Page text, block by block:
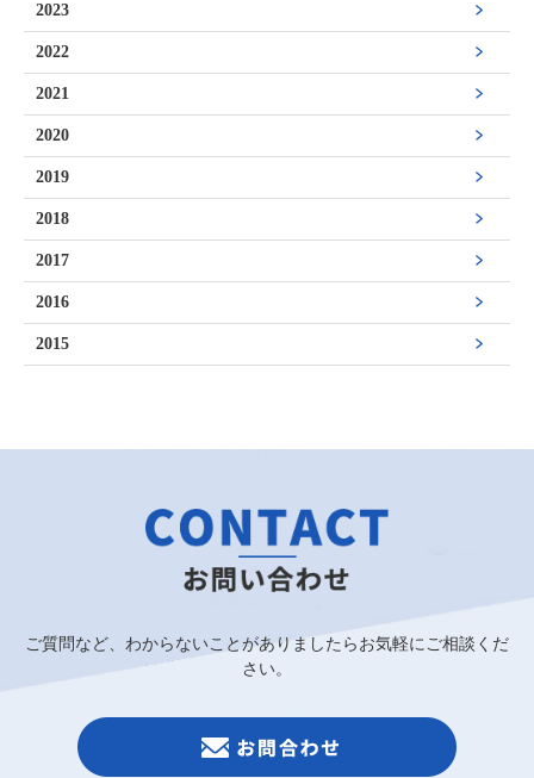
2023
2022
2021
2020
2019
2018
2017
2016
2015
ご質問など、わからないことがありましたらお気軽にご相談くだ
さい。